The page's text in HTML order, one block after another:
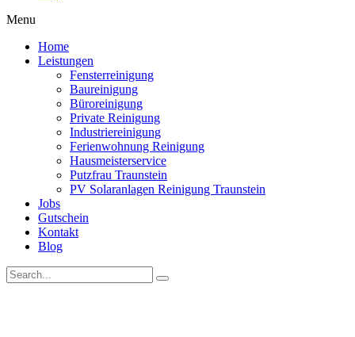
Menu
Home
Leistungen
Fensterreinigung
Baureinigung
Büroreinigung
Private Reinigung
Industriereinigung
Ferienwohnung Reinigung
Hausmeisterservice
Putzfrau Traunstein
PV Solaranlagen Reinigung Traunstein
Jobs
Gutschein
Kontakt
Blog